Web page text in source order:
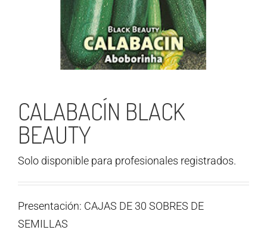
CALABACÍN BLACK
BEAUTY
Solo disponible para profesionales registrados.
Presentación: CAJAS DE 30 SOBRES DE
SEMILLAS